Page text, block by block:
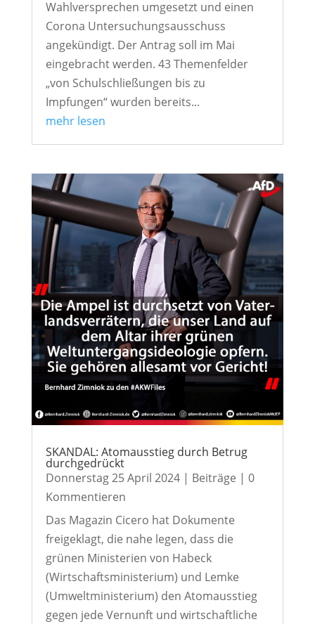
Wahlversprechen umgesetzt und einen
Corona Untersuchungsausschuss
angekündigt. Der Antrag soll im Mai
eingebracht werden. 43 Themenfelder
„von Schulschließungen bis zu
Impfungen“ wurden bereits...
mehr lesen
SKANDAL: Atomausstieg durch Betrug
durchgedrückt
Donnerstag 25 April 2024| Beiträge | 0
Kommentieren
Das Magazin Cicero hat Dokumente
freigeklagt, die nahe legen, dass die
grünen Ministerien von Habeck
(Wirtschaftsministerium) und Lemke
(Umweltministerium) den Atomausstieg
gegen jede Vernunft und wirtschaftliche